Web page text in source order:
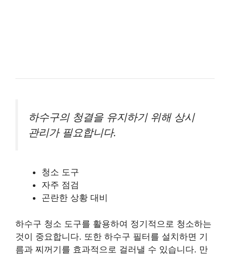
하수구의 청결을 유지하기 위해 상시
관리가 필요합니다.
청소 도구
자주 점검
곤란한 상황 대비
하수구 청소 도구를 활용하여 정기적으로 청소하는
것이 중요합니다. 또한 하수구 필터를 설치하면 기
름과 찌꺼기를 효과적으로 걸러낼 수 있습니다. 만